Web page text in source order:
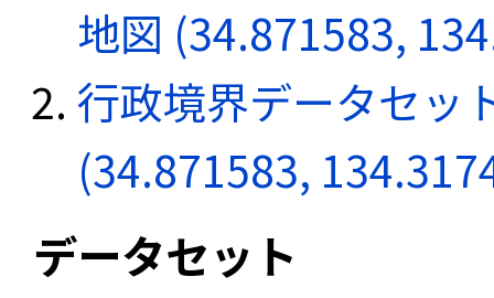
地図 (34.871583,
行政境界データセッ
(34.871583,
データセット